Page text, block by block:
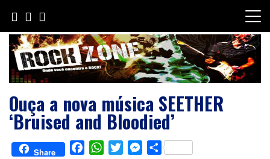
content
Ouça a nova música SEETHER
‘Bruised and Bloodied’
Share FacebookWhatsAppTwitterMessenger
Share